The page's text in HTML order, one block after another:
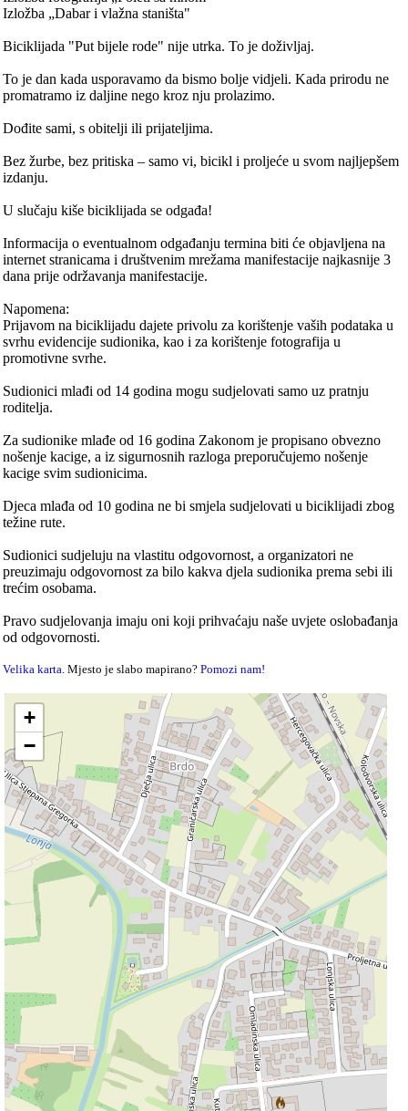
Izložba „Dabar i vlažna staništa"
Biciklijada "Put bijele rode" nije utrka. To je doživljaj.
To je dan kada usporavamo da bismo bolje vidjeli. Kada prirodu ne
promatramo iz daljine nego kroz nju prolazimo.
Dođite sami, s obitelji ili prijateljima.
Bez žurbe, bez pritiska – samo vi, bicikl i proljeće u svom najljepšem
izdanju.
U slučaju kiše biciklijada se odgađa!
Informacija o eventualnom odgađanju termina biti će objavljena na
internet stranicama i društvenim mrežama manifestacije najkasnije 3
dana prije održavanja manifestacije.
Napomena:
Prijavom na biciklijadu dajete privolu za korištenje vaših podataka u
svrhu evidencije sudionika, kao i za korištenje fotografija u
promotivne svrhe.
Sudionici mlađi od 14 godina mogu sudjelovati samo uz pratnju
roditelja.
Za sudionike mlađe od 16 godina Zakonom je propisano obvezno
nošenje kacige, a iz sigurnosnih razloga preporučujemo nošenje
kacige svim sudionicima.
Djeca mlađa od 10 godina ne bi smjela sudjelovati u biciklijadi zbog
težine rute.
Sudionici sudjeluju na vlastitu odgovornost, a organizatori ne
preuzimaju odgovornost za bilo kakva djela sudionika prema sebi ili
trećim osobama.
Pravo sudjelovanja imaju oni koji prihvaćaju naše uvjete oslobađanja
od odgovornosti.
Velika karta. Mjesto je slabo mapirano?Pomozi nam!
+
−